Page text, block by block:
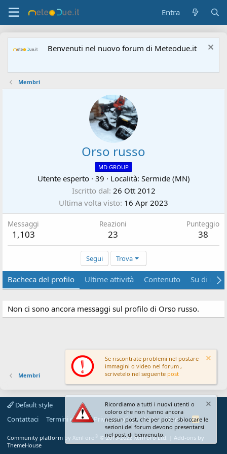
Entra
Benvenuti nel nuovo forum di Meteodue.it
Membri
Orso russo
MD GROUP
Utente esperto · 39 · Località: Sermide (MN)
Iscritto dal 26 Ott 2012
Ultima volta visto 16 Apr 2023
Messaggi
1,103
Reazioni
23
Punteggio
38
Segui Trova
Bacheca del profilo Ultime attività Contenuto Su di me
Non ci sono ancora messaggi sul profilo di Orso russo.
Membri
Default style
Contattaci
Termini d'uso Privacy policy Aiuto Home
R
S
Community platform by XenForo® © 2010-2022 XenForo Ltd.
Add-ons by
ThemeHouse
Se riscontrate problemi nel postare
immagini o video nel forum ,
scrivetelo nel seguente post
Ricordiamo a tutti i nuovi utenti o
coloro che non hanno ancora
nessun post, che per poter sbloccare le
sezioni del forum devono presentarsi
nel post di benvenuto.